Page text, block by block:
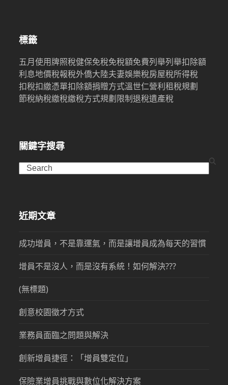
標籤
五月使用牌照稅健保免稅免稅額免費列舉列舉扣除額
利息地價稅報稅外僑大陸夫妻娛樂稅房屋稅所得稅
扣稅扣繳憑單扣除額捐贈方式溫世仁營利租稅規劃
節稅納稅繳稅繳稅方式規劃限制退稅遺產稅
關鍵字搜尋
Search
近期文章
成功增員，不是靠運氣，而是讓增員成為每天的習慣
增員不是沒人，而是沒有系統！如何解決???
(無標題)
創意校園徵才方式
業務員面臨之問題與解決
創新增員捷徑：「增員雙定位」
保險業增員挑戰與數位化解決方案